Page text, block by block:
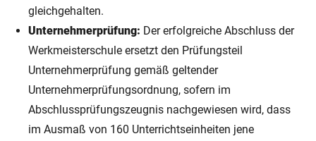
gleichgehalten.
Unternehmerprüfung: Der erfolgreiche Abschluss der
Werkmeisterschule ersetzt den Prüfungsteil
Unternehmerprüfung gemäß geltender
Unternehmerprüfungsordnung, sofern im
Abschlussprüfungszeugnis nachgewiesen wird, dass
im Ausmaß von 160 Unterrichtseinheiten jene